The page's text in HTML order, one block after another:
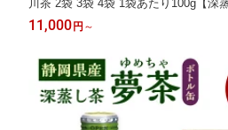
川茶 2袋 3袋 4袋 1袋あたり100g【深
茶 静岡茶 深蒸し茶 お茶 緑茶 茶 日本
静岡県 菊川市 送料無料
11,000 円 ～